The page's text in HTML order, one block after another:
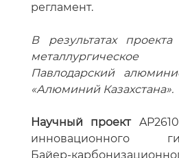
регламент.
В результатах проекта
металлургическое
Павлодарский
«Алюминий Казахстана».
Научный проект
инновационного
Байер-